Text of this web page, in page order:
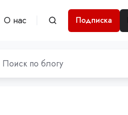
О нас Подписка